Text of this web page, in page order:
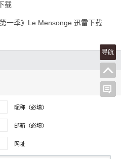
载
第一季》Le Mensonge 迅雷下载
昵称（必填）
邮箱（必填）
网址
导航